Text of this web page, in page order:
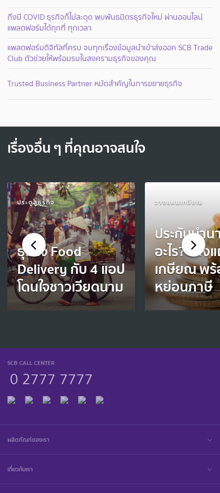
ถึงมี COVID ธุรกิจก็ไม่สะดุด พบพันธมิตรธุรกิจใหม่ ผ่านออนไลน์
แพลตฟอร์มได้ทุกที่ ทุกเวลา
แพลตฟอร์มดิจิทัลที่ครบ จบทุกเรื่องข้อมูลนำเข้าส่งออก SCB Trade
Club ตัวช่วยให้พร้อมรบในสงครามธุรกิจของคุณ
Trusted Business Partner หมัดสำคัญในการขยายธุรกิจ
เรื่องอื่น ๆ ที่คุณอาจสนใจ
ประตูสู่ธุรกิจ
ธุรกิจ Food
Delivery กับ 4 แอป
โดนใจชาวเวียดนาม
วางแผนเกษียณ
ประกันบำ
อะไร? วาง
เกษียณ พ
หย่อนภาษี
SCB CALL CENTER
0 2777 7777
ผลิตภัณฑ์ของเรา
เกี่ยวกับเรา